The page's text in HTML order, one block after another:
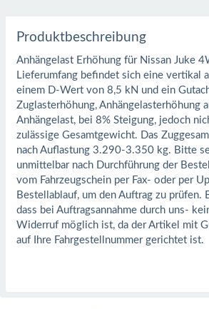
Produktbeschreibung
Anhängelast Erhöhung für Nissan Juke
Lieferumfang befindet sich eine vertikal
einem D-Wert von 8,5 kN und ein
Zuglasterhöhung, Anhängelasterhöhung
Anhängelast, bei 8% Steigung, jedoch
zulässige Gesamtgewicht. Das
nach Auflastung 3.290-3.350 kg. Bitte
unmittelbar nach Durchführung der
vom Fahrzeugschein per Fax- oder per
Bestellablauf, um den Auftrag zu prüfen.
dass bei Auftragsannahme durch uns-
Widerruf möglich ist, da der Artikel mit
auf Ihre Fahrgestellnummer gerichtet ist.